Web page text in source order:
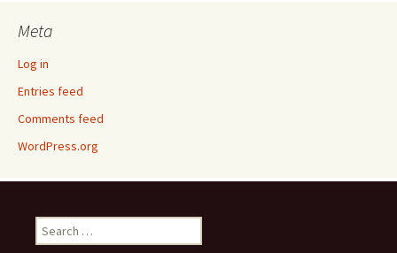
Meta
Log in
Entries feed
Comments feed
WordPress.org
Search
for: